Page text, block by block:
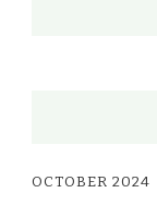
OCTOBER 2024